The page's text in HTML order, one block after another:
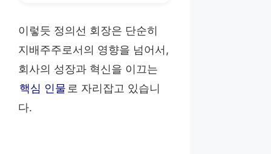
이렇듯 정의선 회장은 단순히
지배주주로서의 영향을 넘어서,
회사의 성장과 혁신을 이끄는
핵심 인물 로 자리잡고 있습니
다.